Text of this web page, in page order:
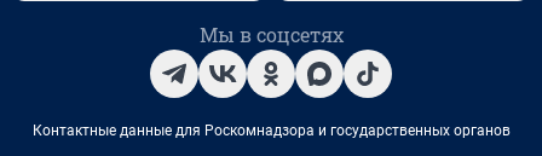
Мы в соцсетях
Контактные данные для Роскомнадзора и государственных органов